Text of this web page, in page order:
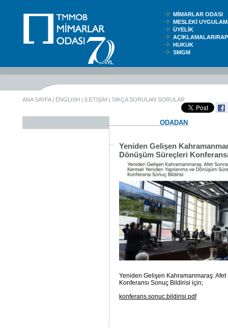
MİMARLAR ODASI
MESLEKİ
ÜYELİK
AÇIKLAMALAR/
HUKUK
SMGM
ANA SAYFA| ENGLISH | İLETİŞİM | SIKÇA SORULAN SORULAR
ODADAN
Yeniden Gelişen
Dönüşüm Süreçleri
Yeniden Gelişen Kahramanmaraş:
Konferansı Sonuç Bildirisi için;
konferans.sonuc.bildirisi.pdf